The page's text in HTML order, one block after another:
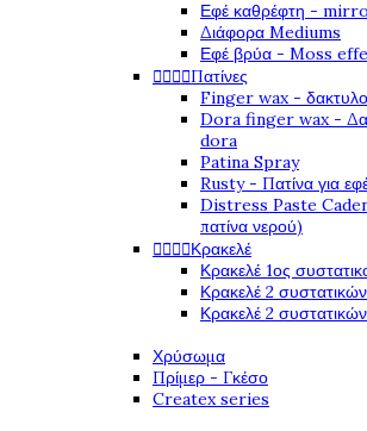
Εφέ καθρέφτη -
Διάφορα Mediums
Εφέ βρύα - Moss
   Πατίνες
Finger wax -
Dora finger wax -
dora
Patina Spray
Rusty - Πατίνα για
Distress Paste
πατίνα νερού)
   Κρακελέ
Κρακελέ 1ος
Κρακελέ 2
Κρακελέ 2
Χρύσωμα
Πρίμερ - Γκέσο
Createx series